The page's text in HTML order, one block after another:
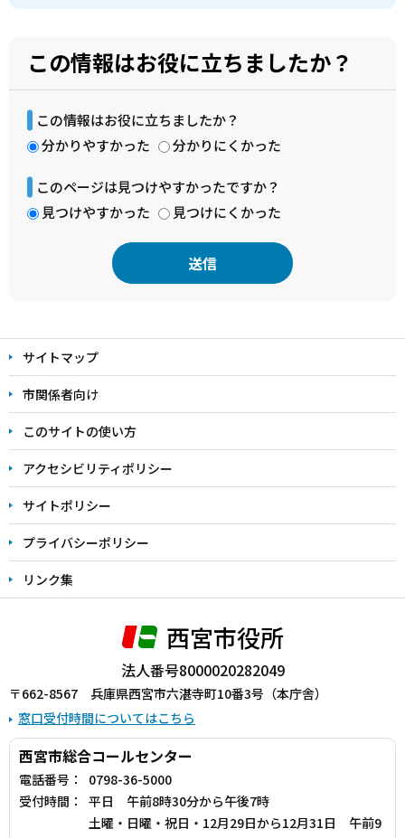
この情報はお役に立ちましたか？
この情報はお役に立ちましたか？
分かりやすかった
分かりにくかった
このページは見つけやすかったですか？
見つけやすかった
見つけにくかった
文
こ
こ
ま
で
サイトマップ
市関係者向け
このサイトの使い方
アクセシビリティポリシー
サイトポリシー
プライバシーポリシー
リンク集
西宮市役所
法人番号8000020282049
〒662-8567 兵庫県西宮市六湛寺町10番3号（本庁舎）
窓口受付時間についてはこちら
西宮市総合コールセンター
電話番号：
0798-36-5000
受付時間：
平日 午前8時30分から午後7時
土曜・日曜・祝日・12月29日から12月31日 午前9